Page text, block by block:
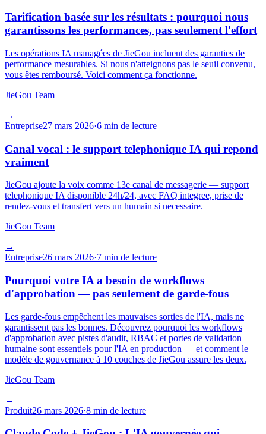
Tarification basée sur les résultats : pourquoi nous
garantissons les performances, pas seulement l'effort
Les opérations IA managées de JieGou incluent des garanties de
performance mesurables. Si nous n'atteignons pas le seuil convenu,
vous êtes remboursé. Voici comment ça fonctionne.
JieGou Team
→
Entreprise27 mars 2026·6 min de lecture
Canal vocal : le support telephonique IA qui repond
vraiment
JieGou ajoute la voix comme 13e canal de messagerie — support
telephonique IA disponible 24h/24, avec FAQ integree, prise de
rendez-vous et transfert vers un humain si necessaire.
JieGou Team
→
Entreprise26 mars 2026·7 min de lecture
Pourquoi votre IA a besoin de workflows
d'approbation — pas seulement de garde-fous
Les garde-fous empêchent les mauvaises sorties de l'IA, mais ne
garantissent pas les bonnes. Découvrez pourquoi les workflows
d'approbation avec pistes d'audit, RBAC et portes de validation
humaine sont essentiels pour l'IA en production — et comment le
modèle de gouvernance à 10 couches de JieGou assure les deux.
JieGou Team
→
Produit26 mars 2026·8 min de lecture